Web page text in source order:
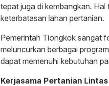
tepat juga di kembangkan.
keterbatasan lahan pertanian.
Pemerintah Tiongkok sangat
meluncurkan berbagai
dapat memenuhi kebutuhan
Kerjasama Pertanian